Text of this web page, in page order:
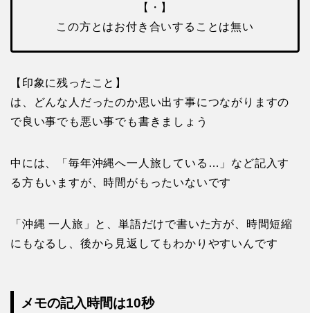
【・】
この方とはお付き合いすることは無い
【印象に残ったこと】
は、どんな人だったのか思い出す事につながりますの
で良い事でも悪い事でも書きましょう
中には、「毎年沖縄へ一人旅している…」など記入す
る方もいますが、時間がもったいないです
「沖縄 一人旅」と、単語だけで書いた方が、時間短縮
にもなるし、後から見返してもわかりやすいんです
メモの記入時間は10秒